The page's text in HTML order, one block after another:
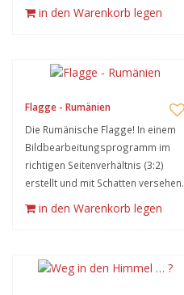
in den Warenkorb legen
Flagge - Rumänien
Die Rumänische Flagge! In einem
Bildbearbeitungsprogramm im
richtigen Seitenverhältnis (3:2)
erstellt und mit Schatten versehen.
in den Warenkorb legen